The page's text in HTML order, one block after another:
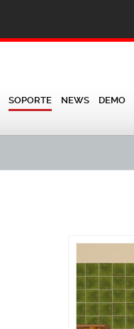
SOPORTE NEWS DEMO